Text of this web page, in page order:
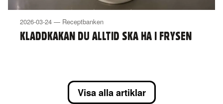
2026-03-24 — Receptbanken
KLADDKAKAN DU ALLTID SKA HA I FRYSEN
Visa alla artiklar